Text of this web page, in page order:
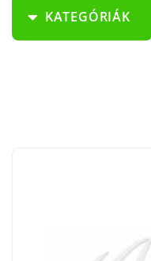
KATEGÓRIÁK